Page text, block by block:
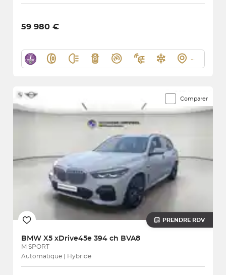
59 980 €
Comparer
PRENDRE RDV
BMW X5 xDrive45e 394 ch BVA8
M SPORT
Automatique | Hybride